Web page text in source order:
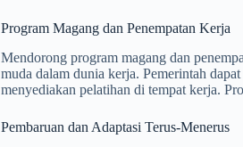
Program Magang dan Penempatan Kerja
Mendorong program magang dan
muda dalam dunia kerja. Pemerintah
menyediakan pelatihan di tempat kerja.
Pembaruan dan Adaptasi Terus-Menerus